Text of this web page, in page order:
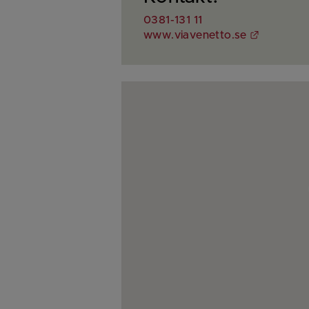
0381-131 11
www.viavenetto.se
Länk till